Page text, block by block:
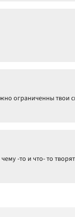
ограниченны твои
-то и что- то